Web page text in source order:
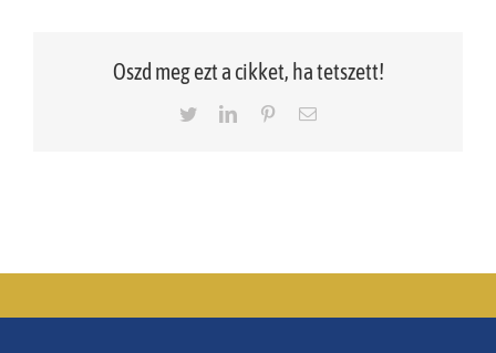
Oszd meg ezt a cikket, ha tetszett!
TwitterLinkedInPinterestEmail